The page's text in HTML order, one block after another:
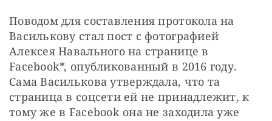
Поводом для составления протокола на
Василькову стал пост с фотографией
Алексея Навального на странице в
Facebook*, опубликованный в 2016 году.
Сама Василькова утверждала, что та
страница в соцсети ей не принадлежит, к
тому же в Facebook она не заходила уже